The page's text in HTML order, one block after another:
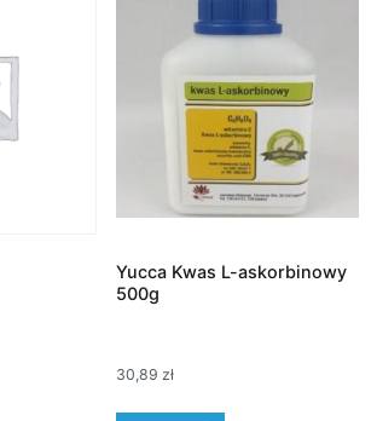
Yucca Kwas L-askorbinowy
500g
30,89 zł